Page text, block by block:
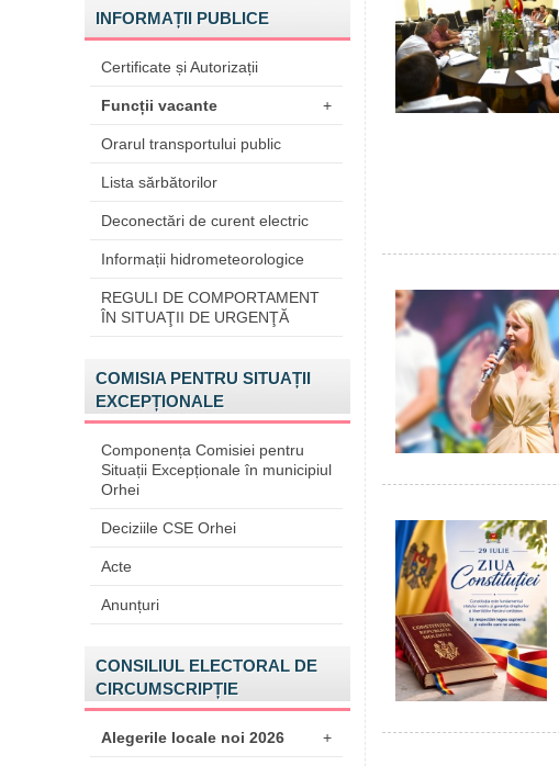
INFORMAȚII PUBLICE
Certificate și Autorizații
Funcții vacante +
Orarul transportului public
Lista sărbătorilor
Deconectări de curent electric
Informații hidrometeorologice
REGULI DE COMPORTAMENT
ÎN SITUAŢII DE URGENŢĂ
COMISIA PENTRU SITUAȚII
EXCEPȚIONALE
Componența Comisiei pentru
Situații Excepționale în municipiul
Orhei
Deciziile CSE Orhei
Acte
Anunțuri
CONSILIUL ELECTORAL DE
CIRCUMSCRIPȚIE
Alegerile locale noi 2026 +